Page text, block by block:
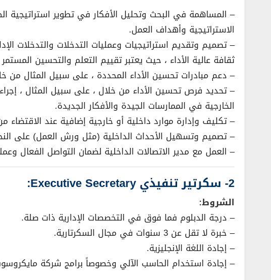
– المساهمة في البحث وتحليل الأفكار في تطوير استراتيجية
الاستراتيجية وأهداف العمل.
– تصميم وتقديم استراتيجيات وعمليات التدخلات والتدخلات
ثقافة عالية الأداء ، حيث يعتبر تقييم التعلم والتحسين
– دعم مبادرات تحسين الأداء المحددة ، على سبيل المثال من خلال
– تحديد فرص تحسين الأداء من خلال ، على سبيل المثال ،
الخارجية في الممارسات الجيدة والأفكار الجديدة.
– تكليف وإدارة موارد داخلية أو خارجية إضافية عند
– تصميم وتسهيل الأحداث الداخلية (مثل ورش العمل) على
– العمل مع مدير الاتصالات الداخلية لضمان التواصل الفعال
2- سكرتير تنفيذي Executive Secretary:
الشروط:
– درجة الدبلوم فما فوق في التخصصات الإدارية ذات صلة.
– خبرة لا تقل عن 3 سنوات في مجال السكرتارية.
– إجادة اللغة الإنجليزية.
– إجادة استخدام الحاسب الآلي وخصوصاً برامج شركة